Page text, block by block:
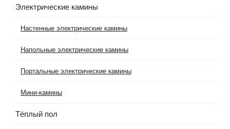
Электрические камины
Настенные электрические камины
Напольные электрические камины
Портальные электрические камины
Мини-камины
Тёплый пол